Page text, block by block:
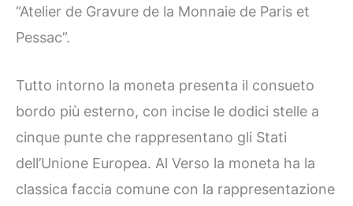
“Atelier de Gravure de la Monnaie de Paris et
Pessac”.
Tutto intorno la moneta presenta il consueto
bordo più esterno, con incise le dodici stelle a
cinque punte che rappresentano gli Stati
dell’Unione Europea. Al Verso la moneta ha la
classica faccia comune con la rappresentazione